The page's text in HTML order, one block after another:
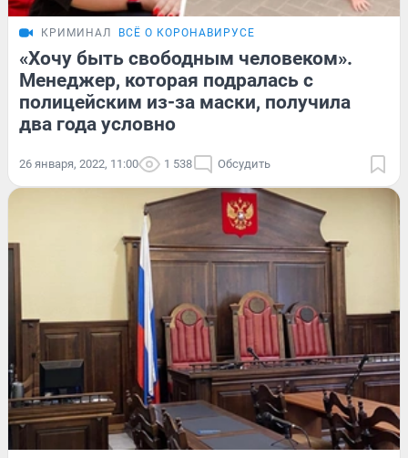
КРИМИНАЛ ВСЁ О КОРОНАВИРУСЕ
«Хочу быть свободным человеком».
Менеджер, которая подралась с
полицейским из-за маски, получила
два года условно
26 января, 2022, 11:00 1 538 Обсудить